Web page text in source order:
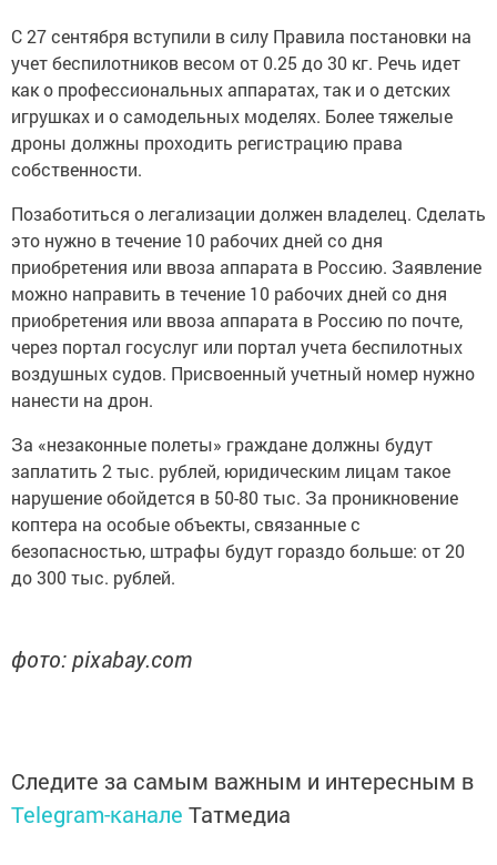
С 27 сентября вступили в силу Правила постановки на
учет беспилотников весом от 0.25 до 30 кг. Речь идет
как о профессиональных аппаратах, так и о детских
игрушках и о самодельных моделях. Более тяжелые
дроны должны проходить регистрацию права
собственности.
Позаботиться о легализации должен владелец. Сделать
это нужно в течение 10 рабочих дней со дня
приобретения или ввоза аппарата в Россию. Заявление
можно направить в течение 10 рабочих дней со дня
приобретения или ввоза аппарата в Россию по почте,
через портал госуслуг или портал учета беспилотных
воздушных судов. Присвоенный учетный номер нужно
нанести на дрон.
За «незаконные полеты» граждане должны будут
заплатить 2 тыс. рублей, юридическим лицам такое
нарушение обойдется в 50-80 тыс. За проникновение
коптера на особые объекты, связанные с
безопасностью, штрафы будут гораздо больше: от 20
до 300 тыс. рублей.
фото: pixabay.com
Следите за самым важным и интересным в
Telegram-канале Татмедиа